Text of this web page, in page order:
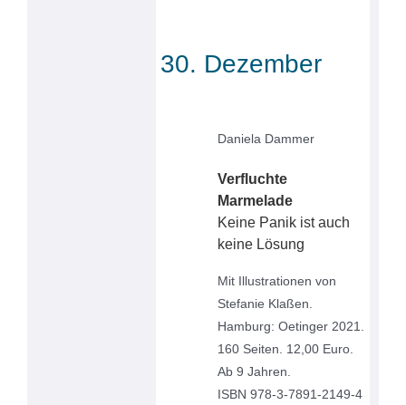
30. Dezember
Daniela Dammer
Verfluchte
Marmelade
Keine Panik ist auch
keine Lösung
Mit Illustrationen von
Stefanie Klaßen.
Hamburg: Oetinger 2021.
160 Seiten. 12,00 Euro.
Ab 9 Jahren.
ISBN 978-3-7891-2149-4